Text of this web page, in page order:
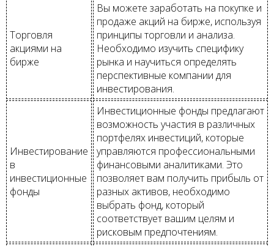
Торговля
акциями на
бирже
Вы можете заработать на покупке и
продаже акций на бирже, используя
принципы торговли и анализа.
Необходимо изучить специфику
рынка и научиться определять
перспективные компании для
инвестирования.
Инвестирование
в
инвестиционные
фонды
Инвестиционные фонды предлагают
возможность участия в различных
портфелях инвестиций, которые
управляются профессиональными
финансовыми аналитиками. Это
позволяет вам получить прибыль от
разных активов, необходимо
выбрать фонд, который
соответствует вашим целям и
рисковым предпочтениям.